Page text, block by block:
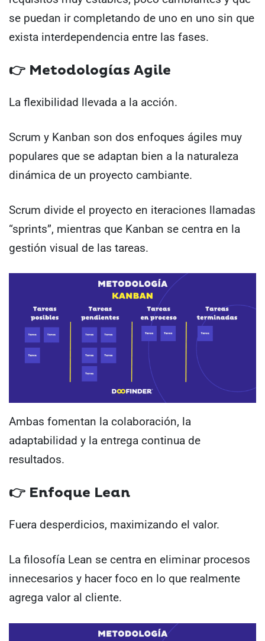
se puedan ir completando de uno en uno sin que
exista interdependencia entre las fases.
👉 Metodologías Agile
La flexibilidad llevada a la acción.
Scrum y Kanban son dos enfoques ágiles muy
populares que se adaptan bien a la naturaleza
dinámica de un proyecto cambiante.
Scrum divide el proyecto en iteraciones llamadas
“sprints”, mientras que Kanban se centra en la
gestión visual de las tareas.
Ambas fomentan la colaboración, la
adaptabilidad y la entrega continua de
resultados.
👉 Enfoque Lean
Fuera desperdicios, maximizando el valor.
La filosofía Lean se centra en eliminar procesos
innecesarios y hacer foco en lo que realmente
agrega valor al cliente.